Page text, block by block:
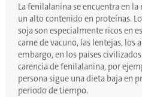
La fenilalanina se encuentra en
un alto contenido en proteínas.
soja son especialmente ricos en
carne de vacuno, las lentejas, los
embargo, en los países
carencia de fenilalanina, por
persona sigue una dieta baja en
periodo de tiempo.